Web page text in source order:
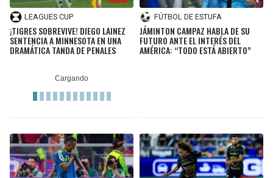
LEAGUES CUP
¡TIGRES SOBREVIVE! DIEGO LAINEZ
SENTENCIA A MINNESOTA EN UNA
DRAMÁTICA TANDA DE PENALES
FÚTBOL DE ESTUFA
JÁMINTON CAMPAZ HABLA DE SU
FUTURO ANTE EL INTERÉS DEL
AMÉRICA: “TODO ESTÁ ABIERTO”